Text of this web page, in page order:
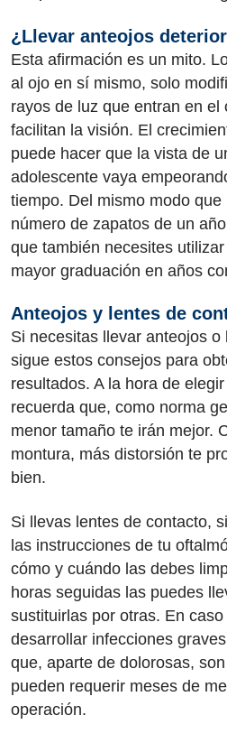
¿Llevar anteojos
Esta afirmación es un mito.
al ojo en sí mismo, solo
rayos de luz que entran en el
facilitan la visión. El
puede hacer que la vista de
adolescente vaya
tiempo. Del mismo modo
número de zapatos de un
que también necesites
mayor graduación en años
Anteojos y lentes de
Si necesitas llevar anteojos o
sigue estos consejos para
resultados. A la hora de
recuerda que, como norma
menor tamaño te irán mejor.
montura, más distorsión te
bien.
Si llevas lentes de contacto,
las instrucciones de tu
cómo y cuándo las debes
horas seguidas las puedes
sustituirlas por otras. En
desarrollar infecciones
que, aparte de dolorosas,
pueden requerir meses de
operación.